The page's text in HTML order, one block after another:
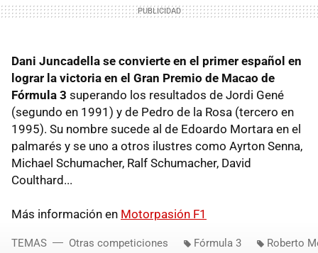
Dani Juncadella se convierte en el primer español en
lograr la victoria en el Gran Premio de Macao de
Fórmula 3 superando los resultados de Jordi Gené
(segundo en 1991) y de Pedro de la Rosa (tercero en
1995). Su nombre sucede al de Edoardo Mortara en el
palmarés y se uno a otros ilustres como Ayrton Senna,
Michael Schumacher, Ralf Schumacher, David
Coulthard...
Más información en Motorpasión F1
TEMAS Otras competiciones Fórmula 3 Roberto